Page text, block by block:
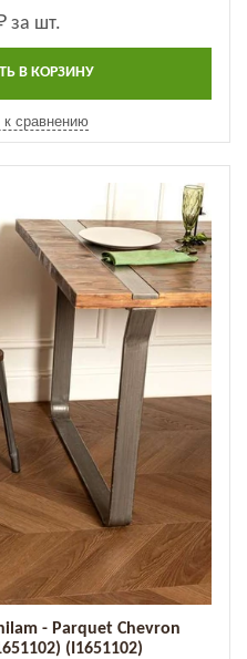
за шт.
В КОРЗИНУ
к сравнению
- Parquet Chevron
(I1651102)